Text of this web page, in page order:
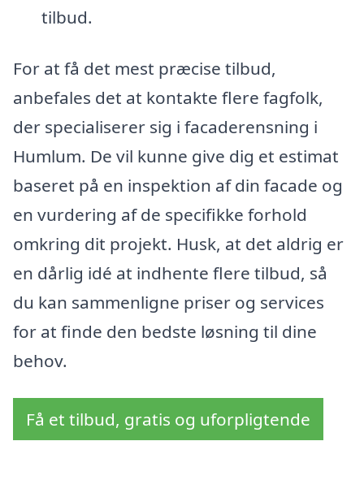
tilbud.
For at få det mest præcise tilbud,
anbefales det at kontakte flere fagfolk,
der specialiserer sig i facaderensning i
Humlum. De vil kunne give dig et estimat
baseret på en inspektion af din facade og
en vurdering af de specifikke forhold
omkring dit projekt. Husk, at det aldrig er
en dårlig idé at indhente flere tilbud, så
du kan sammenligne priser og services
for at finde den bedste løsning til dine
behov.
Få et tilbud, gratis og uforpligtende